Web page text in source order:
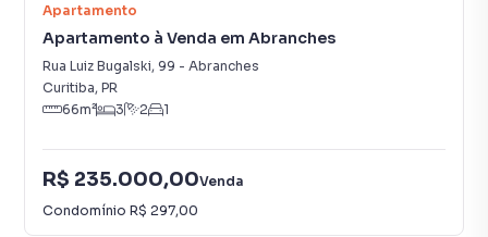
Apartamento
Apartamento à Venda em Abranches
Rua Luiz Bugalski, 99 - Abranches
Curitiba, PR
66m² 3 2 1
R$ 235.000,00Venda
Condomínio R$ 297,00